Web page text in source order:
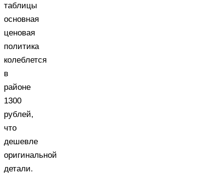
таблицы
основная
ценовая
политика
колеблется
в
районе
1300
рублей,
что
дешевле
оригинальной
детали.